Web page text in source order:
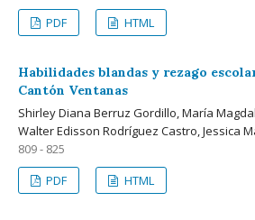
PDF
HTML
Habilidades blandas y rezago
Cantón Ventanas
Shirley Diana Berruz Gordillo, María
Walter Edisson Rodríguez Castro, Jessica
809 - 825
PDF
HTML